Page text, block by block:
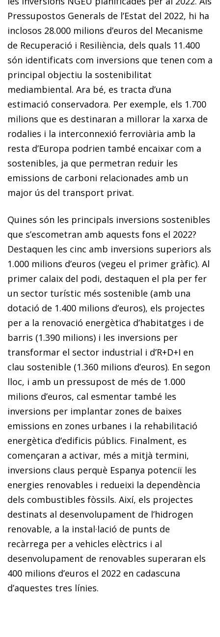
Pressupostos Generals de l’Estat del 2022, hi ha
inclosos 28.000 milions d’euros del Mecanisme
de Recuperació i Resiliència, dels quals 11.400
són identificats com inversions que tenen com a
principal objectiu la sostenibilitat
mediambiental. Ara bé, es tracta d’una
estimació conservadora. Per exemple, els 1.700
milions que es destinaran a millorar la xarxa de
rodalies i la interconnexió ferroviària amb la
resta d’Europa podrien també encaixar com a
sostenibles, ja que permetran reduir les
emissions de carboni relacionades amb un
major ús del transport privat.
Quines són les principals inversions sostenibles
que s’escometran amb aquests fons el 2022?
Destaquen les cinc amb inversions superiors als
1.000 milions d’euros (vegeu el primer gràfic). Al
primer calaix del podi, destaquen el pla per fer
un sector turístic més sostenible (amb una
dotació de 1.400 milions d’euros), els projectes
per a la renovació energètica d’habitatges i de
barris (1.390 milions) i les inversions per
transformar el sector indus­trial i d’R+D+I en
clau sostenible (1.360 milions d’euros). En segon
lloc, i amb un pressupost de més de 1.000
milions d’euros, cal esmentar també les
inversions per implantar zones de baixes
emissions en zones urbanes i la rehabilitació
energètica d’edificis públics. Finalment, es
començaran a activar, més a mitjà termini,
inversions claus perquè Espanya potenciï les
energies renovables i redueixi la dependència
dels combustibles fòssils. Així, els projectes
destinats al desenvolupament de l’hidrogen
renovable, a la instal·lació de punts de
recàrrega per a vehicles elèctrics i al
desenvolupament de renovables superaran els
400 milions d’euros el 2022 en cadascuna
d’aquestes tres línies.